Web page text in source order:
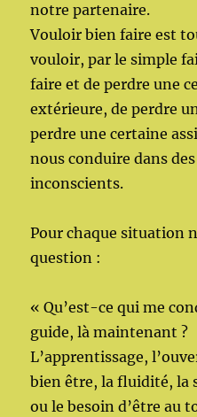
notre partenaire.
Vouloir bien faire est
vouloir, par le simple
faire et de perdre une
extérieure, de perdre
perdre une certaine
nous conduire dans
inconscients.
Pour chaque situation
question :
« Qu’est-ce qui me
guide, là maintenant ?
L’apprentissage,
bien être, la fluidité, la
ou le besoin d’être au